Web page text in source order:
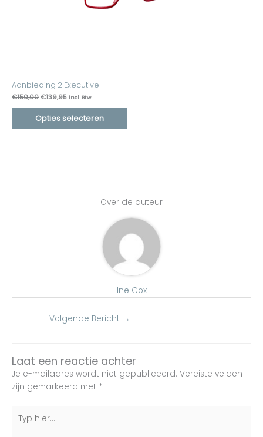
Aanbieding 2 Executive
€150,00€139,95 incl. Btw
Opties selecteren
Over de auteur
Ine Cox
Volgende Bericht →
Laat een reactie achter
Je e-mailadres wordt niet gepubliceerd. Vereiste velden
zijn gemarkeerd met *
hier...